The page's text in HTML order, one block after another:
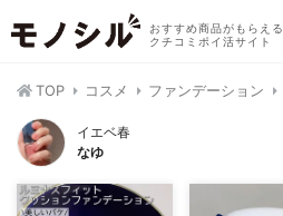
おすすめ商品がもらえる
クチコミポイ活サイト
TOP コスメ ファンデーション
イエベ春
なゆ